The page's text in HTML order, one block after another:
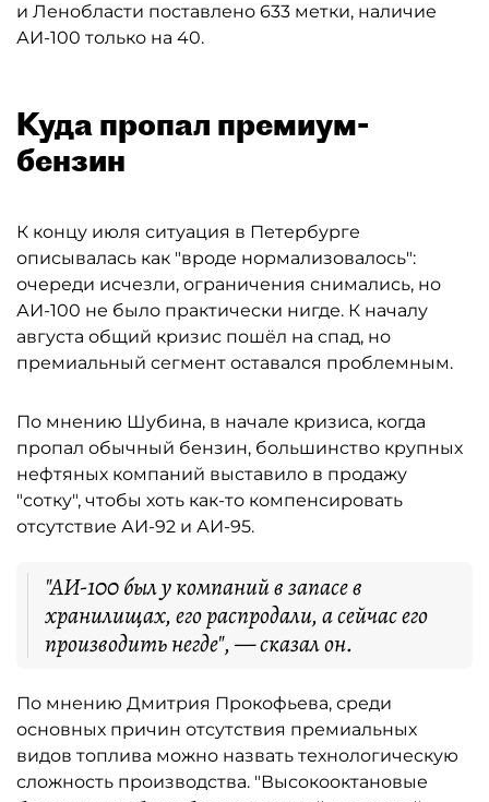
и Ленобласти поставлено 633 метки, наличие
АИ-100 только на 40.
Куда пропал премиум-
бензин
К концу июля ситуация в Петербурге
описывалась как "вроде нормализовалось":
очереди исчезли, ограничения снимались, но
АИ-100 не было практически нигде. К началу
августа общий кризис пошёл на спад, но
премиальный сегмент оставался проблемным.
По мнению Шубина, в начале кризиса, когда
пропал обычный бензин, большинство крупных
нефтяных компаний выставило в продажу
"сотку", чтобы хоть как-то компенсировать
отсутствие АИ-92 и АИ-95.
"АИ-100 был у компаний в запасе в
хранилищах, его распродали, а сейчас его
производить негде", — сказал он.
По мнению Дмитрия Прокофьева, среди
основных причин отсутствия премиальных
видов топлива можно назвать технологическую
сложность производства. "Высокооктановые